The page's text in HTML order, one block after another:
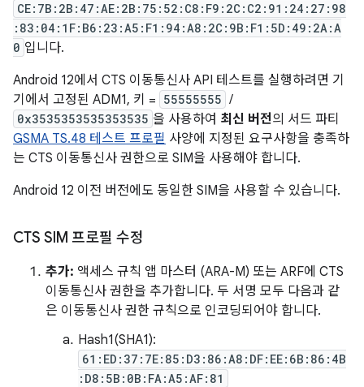
CE:7B:2B:47:AE:2B:75:52:C8:F9:2C:C2:91:24:27:98
:83:04:1F:B6:23:A5:F1:94:A8:2C:9B:F1:5D:49:2A:A
0 입니다.
Android 12에서 CTS 이동통신사 API 테스트를 실행하려면 기
기에서 고정된 ADM1, 키 = 55555555 /
0x3535353535353535 을 사용하여 최신 버전의 서드 파티
GSMA TS.48 테스트 프로필 사양에 지정된 요구사항을 충족하
는 CTS 이동통신사 권한으로 SIM을 사용해야 합니다.
Android 12 이전 버전에도 동일한 SIM을 사용할 수 있습니다.
CTS SIM 프로필 수정
추가: 액세스 규칙 앱 마스터 (ARA-M) 또는 ARF에 CTS
이동통신사 권한을 추가합니다. 두 서명 모두 다음과 같
은 이동통신사 권한 규칙으로 인코딩되어야 합니다.
Hash1(SHA1):
61:ED:37:7E:85:D3:86:A8:DF:EE:6B:86:4B
:D8:5B:0B:FA:A5:AF:81